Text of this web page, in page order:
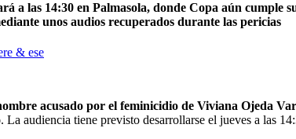
a las 14:30 en Palmasola, donde Copa aún
unos audios recuperados durante las pericias
& ese
acusado por el feminicidio de Viviana Ojeda
La audiencia tiene previsto desarrollarse el jueves a las